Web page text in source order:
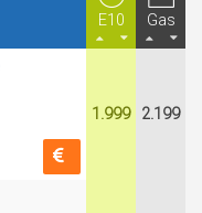
E10 Gas
1.999 2.199